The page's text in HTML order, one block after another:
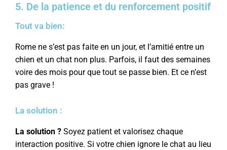
5. De la patience et du renforcement positif
Tout va bien:
Rome ne s’est pas faite en un jour, et l’amitié entre un
chien et un chat non plus. Parfois, il faut des semaines
voire des mois pour que tout se passe bien. Et ce n’est
pas grave !
La solution :
La solution ? Soyez patient et valorisez chaque
interaction positive. Si votre chien ignore le chat au lieu